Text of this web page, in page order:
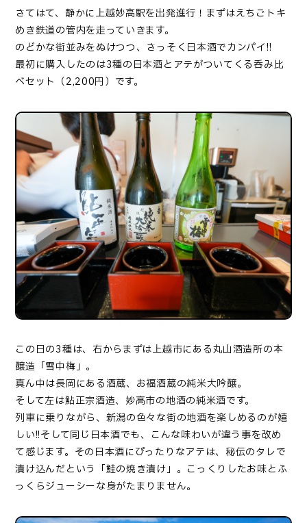
さてはて、静かに上越妙高駅を出発進行！まずはえちごトキ
めき鉄道の管内を走っていきます。
のどかな街並みをぬけつつ、さっそく日本酒でカンパイ!!
最初に購入したのは3種の日本酒とアテがついてくる呑み比
べセット（2,200円）です。
この日の3種は、右からまずは上越市にある丸山酒造所の本
醸造「雪中梅」。
真ん中は長岡にある酒蔵、お福酒蔵の純米大吟醸。
そして左は鮎正宗酒造、妙高市の地酒の純米酒です。
列車に乗りながら、新潟の色々な街の地酒を楽しめるのが嬉
しい!!そして同じ日本酒でも、こんな味わいが違う事を改め
て感じます。その日本酒にぴったりなアテは、秘伝のタレで
漬け込んだという「鮭の焼き漬け」。こっくりしたお味とふ
っくらジューシーな身がたまりません。